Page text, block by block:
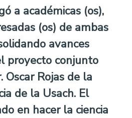
a académicas (os),
(os) de ambas
avances
proyecto conjunto
Rojas de la
de la Usach. El
en hacer la ciencia